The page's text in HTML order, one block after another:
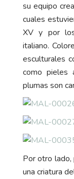
su equipo
cuales
XV y por
italiano.
esculturales
como pieles
plumas son
Por otro lado,
una criatura